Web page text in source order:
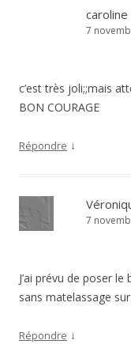
caroline
7
c’est très joli;;mais
BON COURAGE
Répondre ↓
7
J’ai prévu de poser
sans matelassage
Répondre ↓